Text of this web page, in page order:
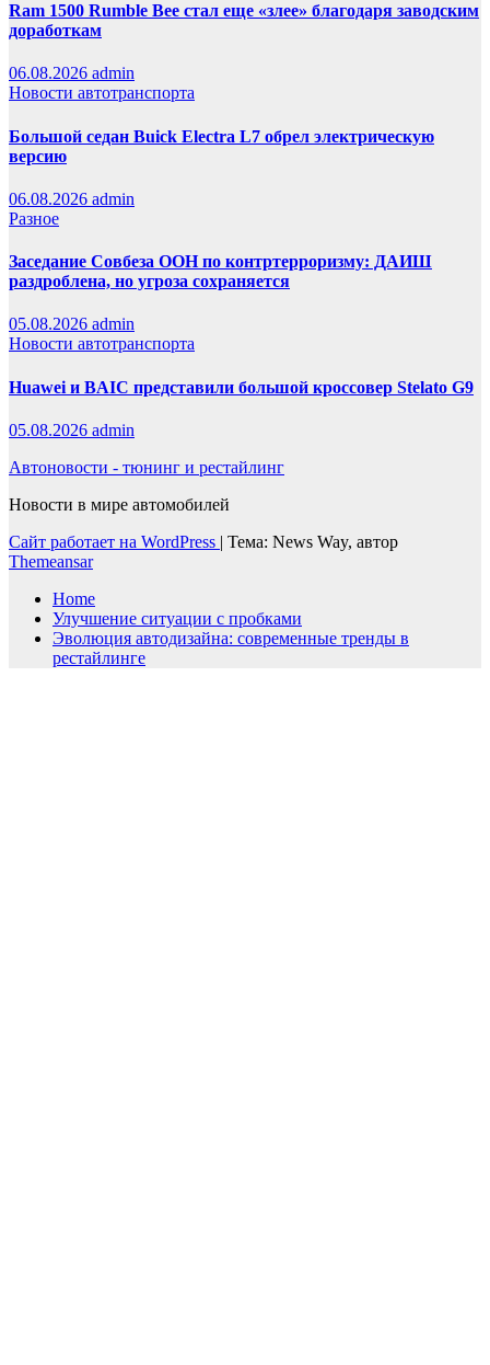
Ram 1500 Rumble Bee стал еще «злее» благодаря заводским
доработкам
06.08.2026 admin
Новости автотранспорта
Большой седан Buick Electra L7 обрел электрическую
версию
06.08.2026 admin
Разное
Заседание Совбеза ООН по контртерроризму: ДАИШ
раздроблена, но угроза сохраняется
05.08.2026 admin
Новости автотранспорта
Huawei и BAIC представили большой кроссовер Stelato G9
05.08.2026 admin
Автоновости - тюнинг и рестайлинг
Новости в мире автомобилей
Сайт работает на WordPress | Тема: News Way, автор
Themeansar
Home
Улучшение ситуации с пробками
Эволюция автодизайна: современные тренды в
рестайлинге